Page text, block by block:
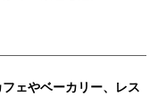
ェやベーカリー、レス